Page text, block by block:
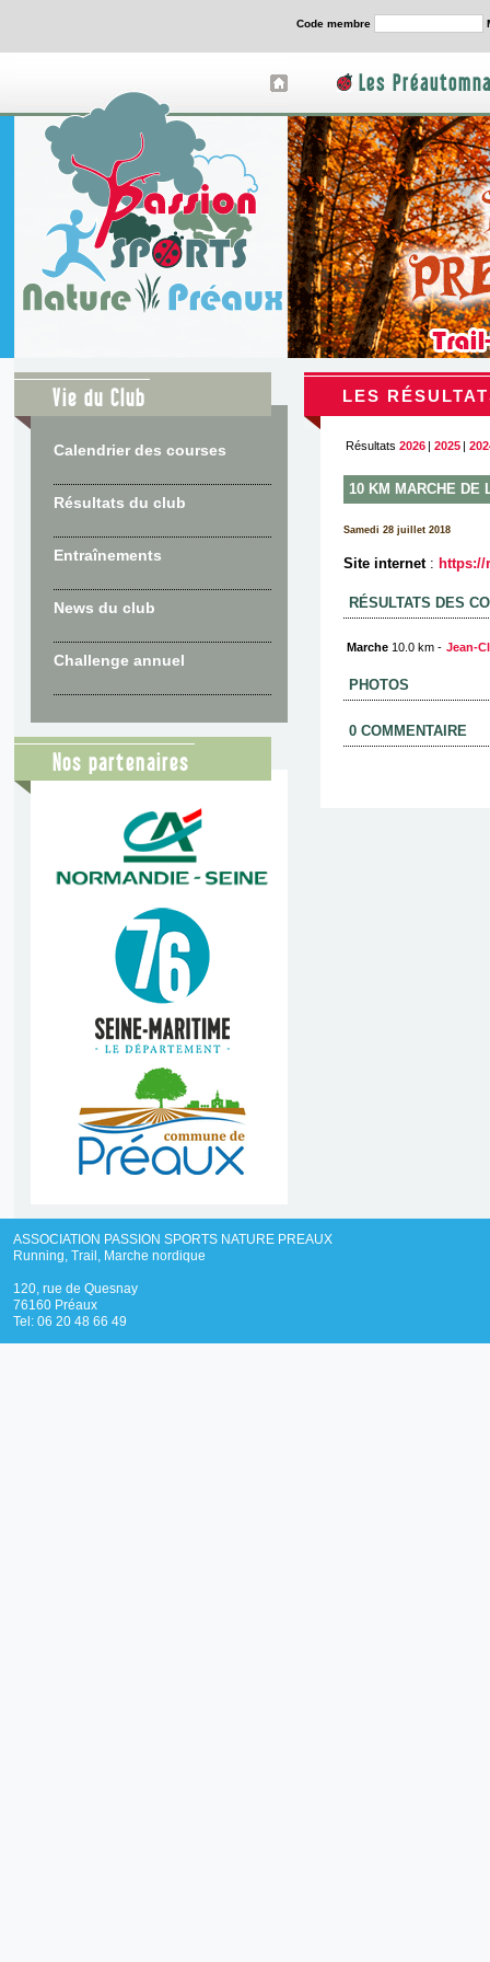
Code membre
Les
Vie du Club
Calendrier des courses
Résultats du club
Entraînements
News du club
Challenge annuel
Nos partenaires
LES
Résultats 2026 | 2025 |
10 KM MARCHE DE
Samedi 28 juillet 2018
Site internet: https://
RÉSULTATS DES
Marche10.0 km - Jean-
PHOTOS
0 COMMENTAIRE
ASSOCIATION PASSION SPORTS NATURE PREAUX
Running, Trail, Marche nordique
120, rue de Quesnay
76160 Préaux
Tel: 06 20 48 66 49